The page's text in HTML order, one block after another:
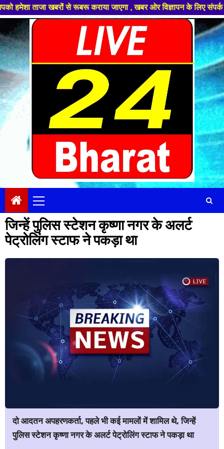
ताजा खबरों से रूबरू कराया जाएगा , खबर ओर विज्ञापन के लिए संपर्क करे
to
content
Menu
जिन्हें पुलिस स्टेशन कृष्णा नगर के अलर्ट
पेट्रोलिंग स्टाफ ने पकड़ा था
दो आदतन अपहरणकर्ता, पहले भी कई मामलों में शामिल थे, जिन्हें
पुलिस स्टेशन कृष्णा नगर के अलर्ट पेट्रोलिंग स्टाफ ने पकड़ा था